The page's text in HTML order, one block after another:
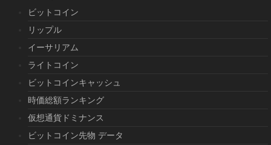
ビットコイン
リップル
イーサリアム
ライトコイン
ビットコインキャッシュ
時価総額ランキング
仮想通貨ドミナンス
ビットコイン先物 データ